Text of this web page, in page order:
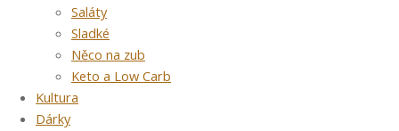
Saláty
Sladké
Něco na zub
Keto a Low Carb
Kultura
Dárky